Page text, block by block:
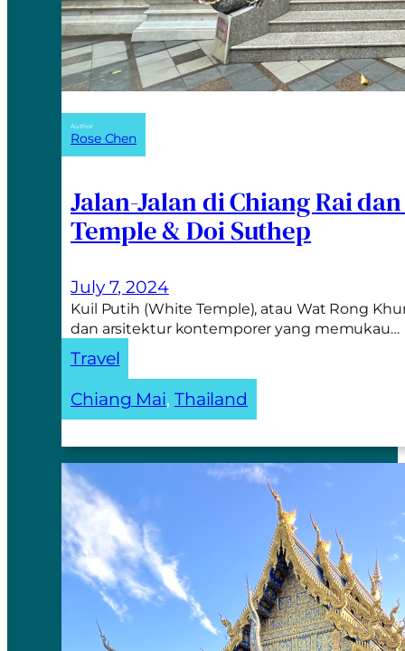
Author:
Rose Chen
Jalan-Jalan di Chiang Rai
Temple & Doi Suthep
July 7, 2024
Kuil Putih (White Temple), atau Wat Rong
dan arsitektur kontemporer yang memukau…
Travel
Chiang Mai, Thailand